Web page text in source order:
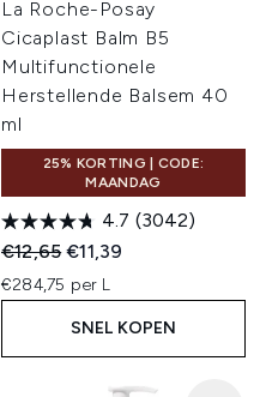
La Roche-Posay
Cicaplast Balm B5
Multifunctionele
Herstellende Balsem 40
ml
25% KORTING | CODE:
MAANDAG
4.7 (3042)
Recommended Retail Price:
€12,65Huidige prijs:
€11,39
€284,75 per L
SNEL KOPEN